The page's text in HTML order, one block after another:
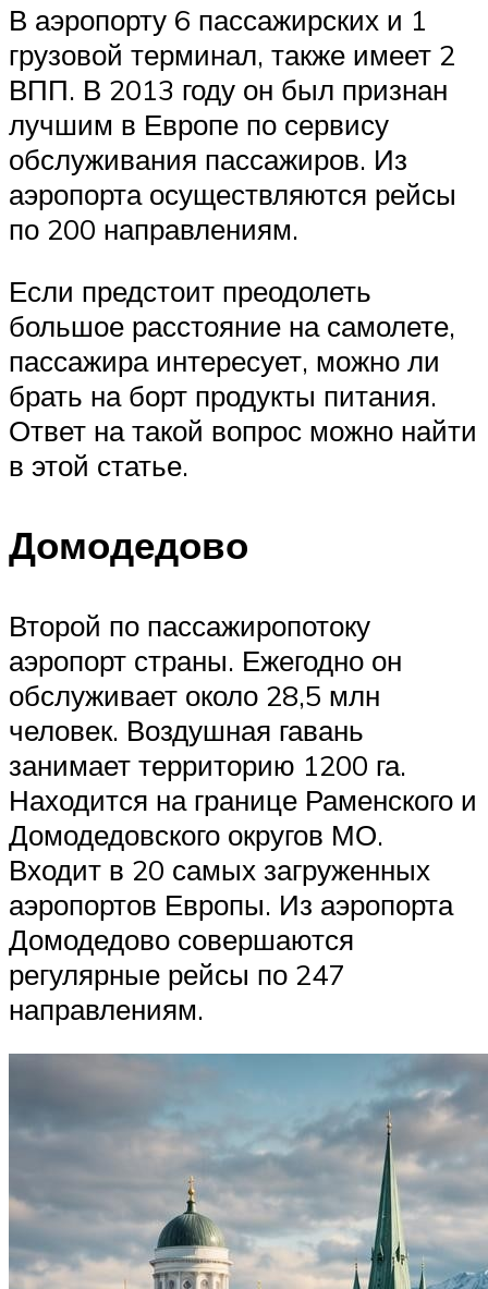
В аэропорту 6 пассажирских и 1
грузовой терминал, также имеет 2
ВПП. В 2013 году он был признан
лучшим в Европе по сервису
обслуживания пассажиров. Из
аэропорта осуществляются рейсы
по 200 направлениям.
Если предстоит преодолеть
большое расстояние на самолете,
пассажира интересует, можно ли
брать на борт продукты питания.
Ответ на такой вопрос можно найти
в этой статье.
Домодедово
Второй по пассажиропотоку
аэропорт страны. Ежегодно он
обслуживает около 28,5 млн
человек. Воздушная гавань
занимает территорию 1200 га.
Находится на границе Раменского и
Домодедовского округов МО.
Входит в 20 самых загруженных
аэропортов Европы. Из аэропорта
Домодедово совершаются
регулярные рейсы по 247
направлениям.